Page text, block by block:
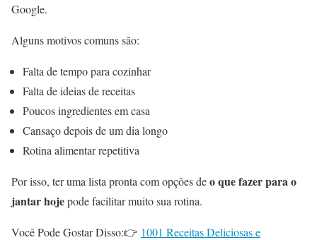
Google.
Alguns motivos comuns são:
Falta de tempo para cozinhar
Falta de ideias de receitas
Poucos ingredientes em casa
Cansaço depois de um dia longo
Rotina alimentar repetitiva
Por isso, ter uma lista pronta com opções deo que fazer para o
jantar hojepode facilitar muito sua rotina.
Você Pode Gostar Disso:👉 1001 Receitas Deliciosas e